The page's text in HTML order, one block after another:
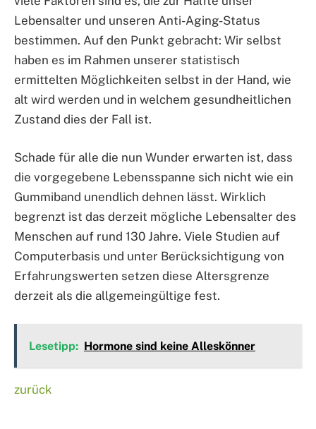
Lebensalter und unseren Anti-Aging-Status
bestimmen. Auf den Punkt gebracht: Wir selbst
haben es im Rahmen unserer statistisch
ermittelten Möglichkeiten selbst in der Hand, wie
alt wird werden und in welchem gesundheitlichen
Zustand dies der Fall ist.
Schade für alle die nun Wunder erwarten ist, dass
die vorgegebene Lebensspanne sich nicht wie ein
Gummiband unendlich dehnen lässt. Wirklich
begrenzt ist das derzeit mögliche Lebensalter des
Menschen auf rund 130 Jahre. Viele Studien auf
Computerbasis und unter Berücksichtigung von
Erfahrungswerten setzen diese Altersgrenze
derzeit als die allgemeingültige fest.
Lesetipp: Hormone sind keine Alleskönner
zurück